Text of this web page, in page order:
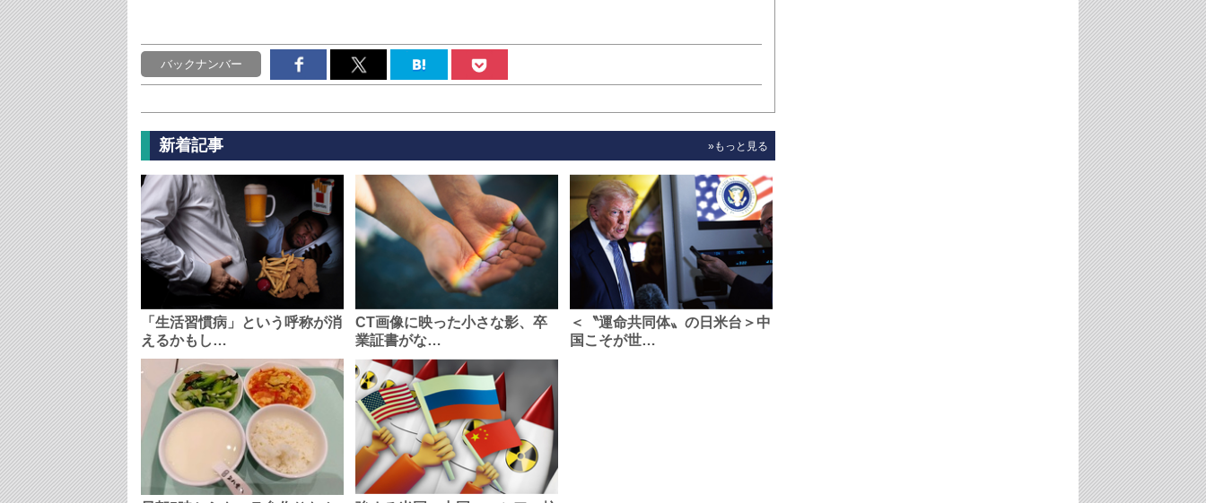
バックナンバー
新着記事 »もっと見る
「生活習慣病」という呼称が消
えるかもし…
CT画像に映った小さな影、卒
業証書がな…
＜〝運命共同体〟の日米台＞中
国こそが世…